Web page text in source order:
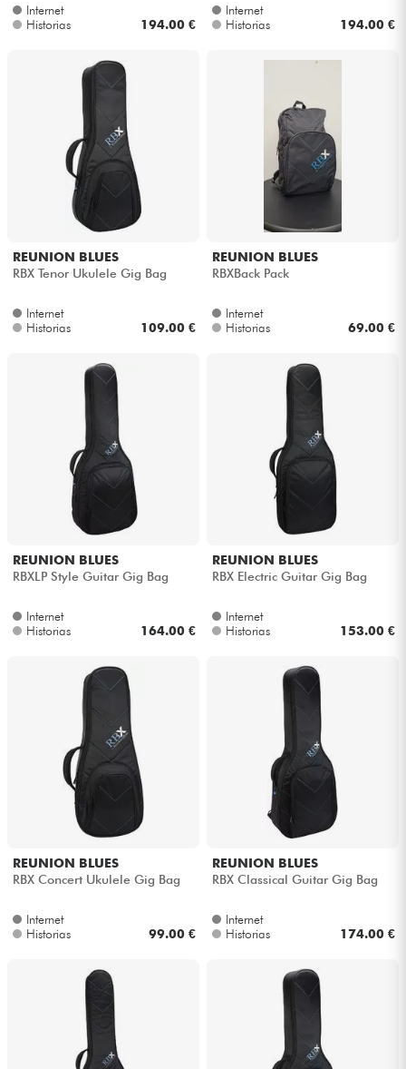
Internet
Historias
194.00 €
Internet
Historias
194.00 €
REUNION BLUES
RBX Tenor Ukulele Gig Bag
Internet
Historias
109.00 €
REUNION BLUES
RBXBack Pack
Internet
Historias
69.00 €
REUNION BLUES
RBXLP Style Guitar Gig Bag
Internet
Historias
164.00 €
REUNION BLUES
RBX Electric Guitar Gig Bag
Internet
Historias
153.00 €
REUNION BLUES
RBX Concert Ukulele Gig Bag
Internet
Historias
99.00 €
REUNION BLUES
RBX Classical Guitar Gig Bag
Internet
Historias
174.00 €